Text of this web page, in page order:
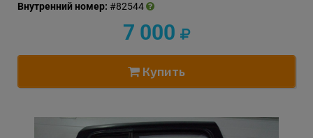
Внутренний номер: #82544
7 000
Купить